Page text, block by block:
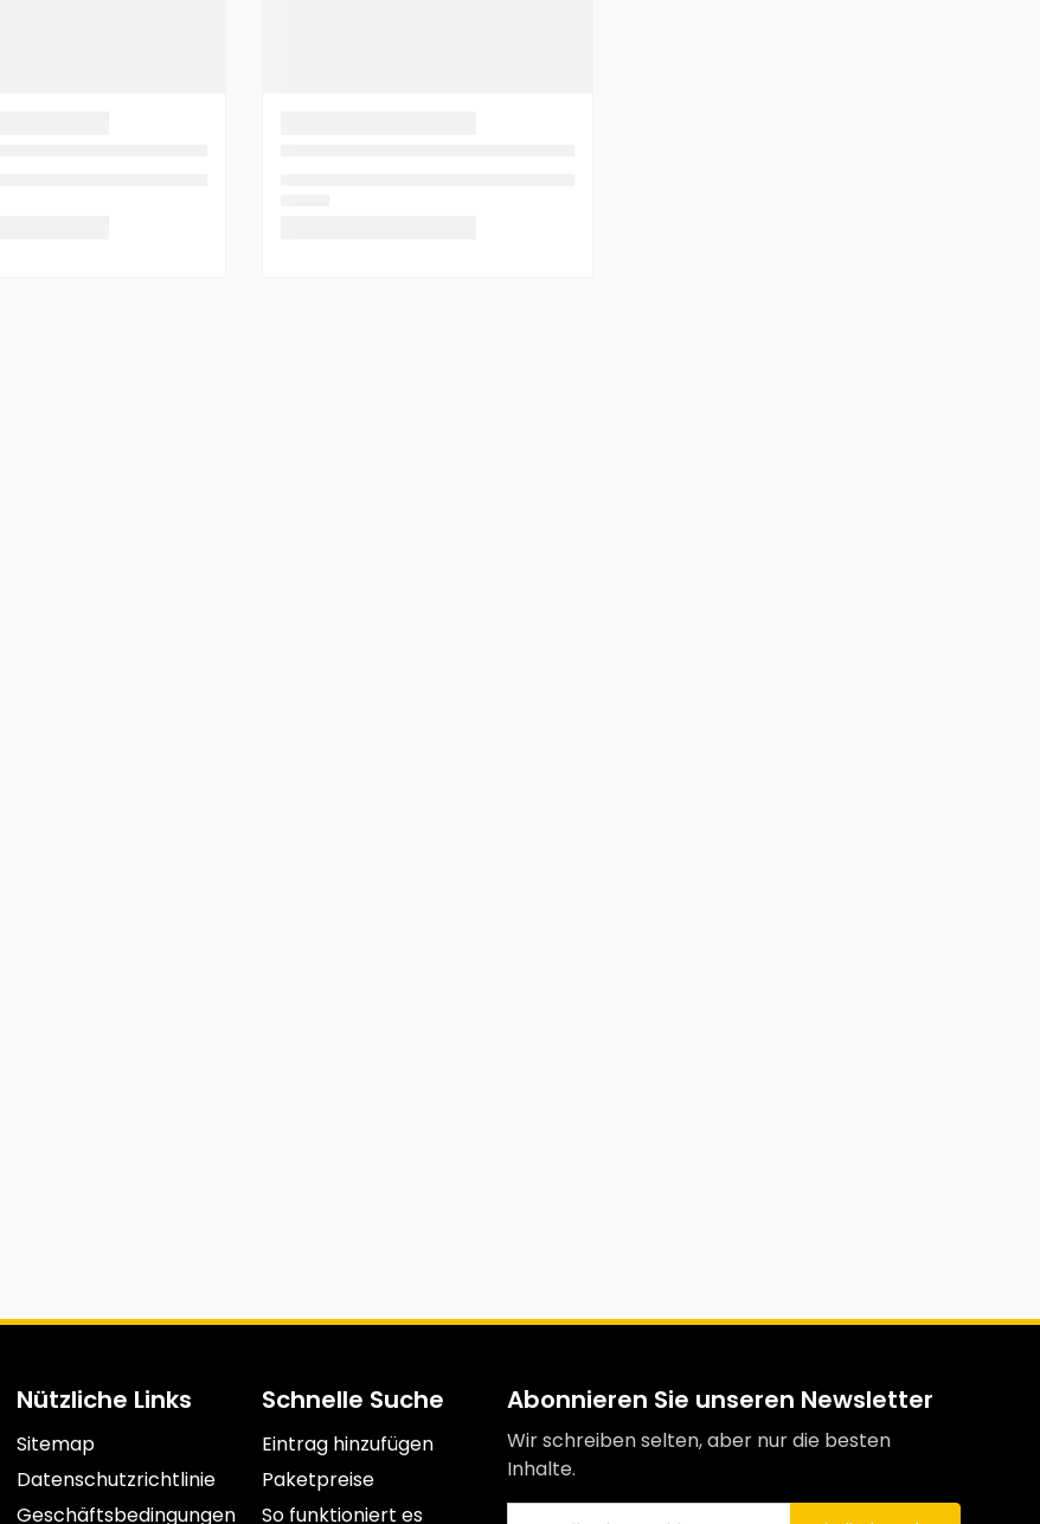
Nützliche Links
Sitemap
Datenschutzrichtlinie
Geschäftsbedingungen
Schnelle Suche
Eintrag hinzufügen
Paketpreise
So funktioniert es
Abonnieren Sie unseren Newsletter
Wir schreiben selten, aber nur die besten
Inhalte.